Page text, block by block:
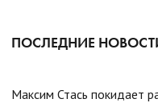
ПОСЛЕДНИЕ
Максим Стась покидает